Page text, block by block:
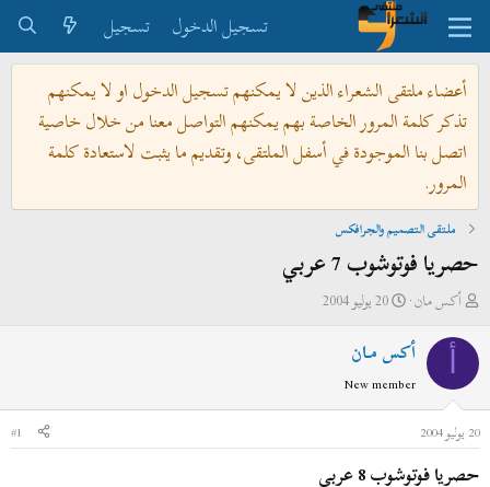
تسجيل الدخول
تسجيل
أعضاء ملتقى الشعراء الذين لا يمكنهم تسجيل الدخول او لا يمكنهم
تذكر كلمة المرور الخاصة بهم يمكنهم التواصل معنا من خلال خاصية
اتصل بنا الموجودة في أسفل الملتقى، وتقديم ما يثبت لاستعادة كلمة
المرور.
ملتقى التصميم والجرافكس
حصريا فوتوشوب 7 عربي
ب
ئ
م
و
أكس مـان
ت
ل
ب
20 يوليو 2004
أكس مـان
New member
20 يوليو 2004
#1
حصريا فوتوشوب 8 عربي